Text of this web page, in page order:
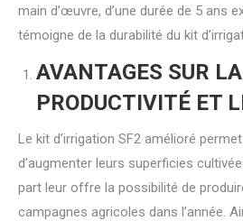
main d’œuvre, d’une durée de 5 ans
témoigne de la durabilité du kit
AVANTAGES SUR LA
PRODUCTIVITÉ ET
Le kit d’irrigation SF2 amélioré
d’augmenter leurs superficies
part leur offre la possibilité de
campagnes agricoles dans l’année.